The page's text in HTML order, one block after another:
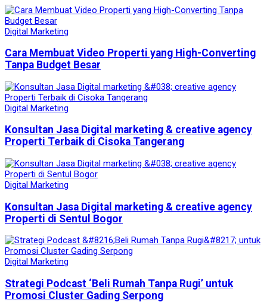
Digital Marketing
Cara Membuat Video Properti yang High-Converting
Tanpa Budget Besar
Digital Marketing
Konsultan Jasa Digital marketing & creative agency
Properti Terbaik di Cisoka Tangerang
Digital Marketing
Konsultan Jasa Digital marketing & creative agency
Properti di Sentul Bogor
Digital Marketing
Strategi Podcast ‘Beli Rumah Tanpa Rugi’ untuk
Promosi Cluster Gading Serpong